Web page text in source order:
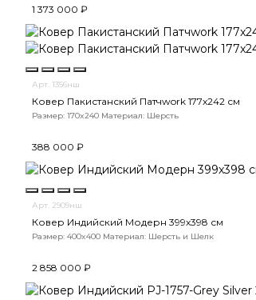
1 373 000 ₽
Арт. 1356нш
Ковер Пакистанский Патчwork 177x242 см
Размер: 170x240 Материал: Шерсть
388 000 ₽
Арт. 2909нш
Ковер Индийский Модерн 399x398 см
Размер: 400x400 Материал: Шерсть и Шелк
2 858 000 ₽